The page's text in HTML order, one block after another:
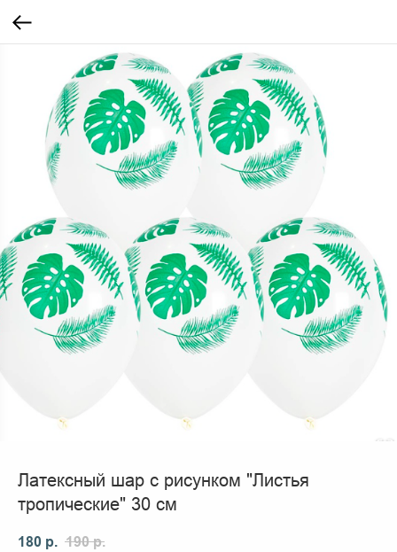
Латексный шар с рисунком "Листья
тропические" 30 см
180 р. 190 р.